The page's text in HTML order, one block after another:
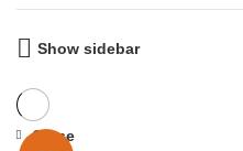
Show sidebar
Close